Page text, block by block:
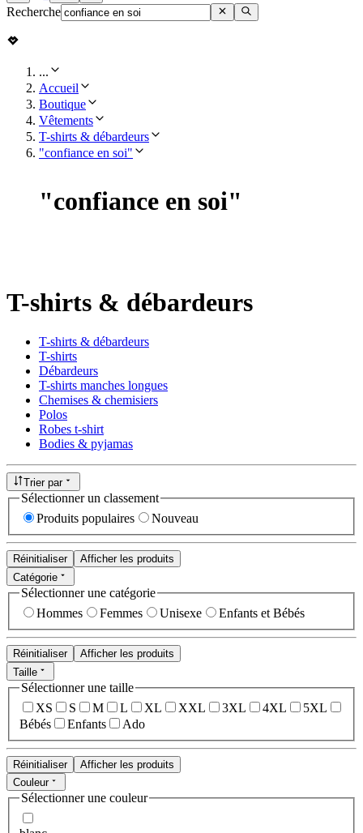
Recherche
...
Accueil
Boutique
Vêtements
T-shirts & débardeurs
"confiance en soi"
"confiance en soi"
T-shirts & débardeurs
T-shirts & débardeurs
T-shirts
Débardeurs
T-shirts manches longues
Chemises & chemisiers
Polos
Robes t-shirt
Bodies & pyjamas
Trier par
Sélectionner un classement
Produits populaires
Nouveau
Réinitialiser
Afficher les produits
Catégorie
Sélectionner une catégorie
Hommes
Femmes Unisexe Enfants et Bébés
Réinitialiser
Afficher les produits
Taille
Sélectionner une taille
XS
S M L XL XXL 3XL 4XL
5XL
Bébés
Enfants Ado
Réinitialiser
Afficher les produits
Couleur
Sélectionner une couleur